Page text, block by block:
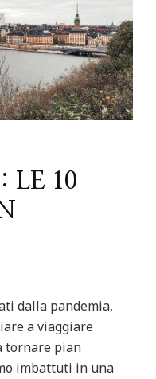
LE 10
dalla pandemia,
a viaggiare
tornare pian
imbattuti in una